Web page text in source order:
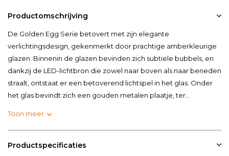
Productomschrijving
De Golden Egg Serie betovert met zijn elegante
verlichtingsdesign, gekenmerkt door prachtige amberkleurige
glazen. Binnenin de glazen bevinden zich subtiele bubbels, en
dankzij de LED-lichtbron die zowel naar boven als naar beneden
straalt, ontstaat er een betoverend lichtspel in het glas. Onder
het glas bevindt zich een gouden metalen plaatje, ter...
Toon meer
Productspecificaties